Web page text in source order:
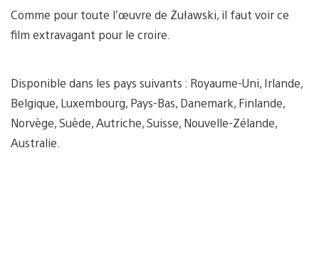
Comme pour toute l’œuvre de Żuławski, il faut voir ce
film extravagant pour le croire.
Disponible dans les pays suivants : Royaume-Uni, Irlande,
Belgique, Luxembourg, Pays-Bas, Danemark, Finlande,
Norvège, Suède, Autriche, Suisse, Nouvelle-Zélande,
Australie.